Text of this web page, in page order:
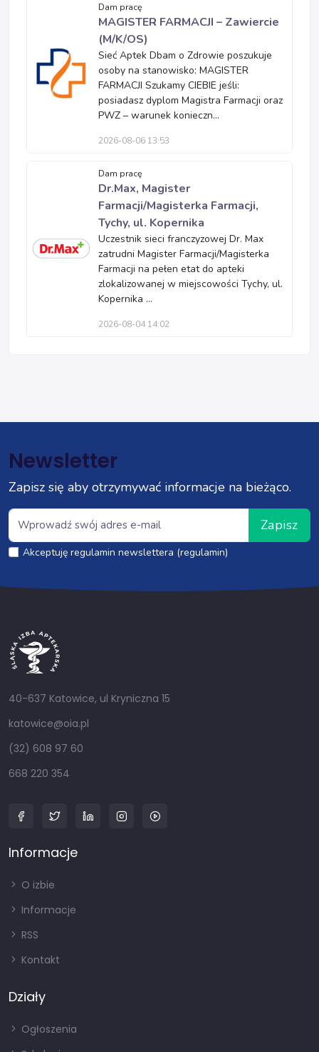
Dam pracę
MAGISTER FARMACJI – Zawiercie
(M/K/OS)
Sieć Aptek Dbam o Zdrowie poszukuje
osoby na stanowisko: MAGISTER
FARMACJI Szukamy CIEBIE jeśli:
posiadasz dyplom Magistra Farmacji oraz
PWZ – warunek konieczn...
2026-08-06 13:53
Dam pracę
Dr.Max, Magister
Farmacji/Magisterka Farmacji,
Tychy, ul. Kopernika
Uczestnik sieci franczyzowej Dr. Max
zatrudni Magister Farmacji/Magisterka
Farmacji na pełen etat do apteki
zlokalizowanej w miejscowości Tychy, ul.
Kopernika ...
2026-08-04 14:02
Newsletter
Zapisz się aby otrzymywać informacje na bieżąco.
Zapisz
Akceptuję regulamin newslettera (regulamin)
40-637 Katowice, ul Kryniczna 15
katowice@oia.pl
(32) 608 97 60
668 220 354
Informacje
O izbie
Informacje
RSS
Kontakt
Działy
Ogłoszenia